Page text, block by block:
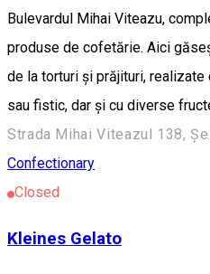
Bulevardul Mihai Viteazu,
produse de cofetărie. Aici
de la torturi și prăjituri,
sau fistic, dar și cu diverse
Strada Mihai Viteazul 138,
Confectionary
Closed
Kleines Gelato